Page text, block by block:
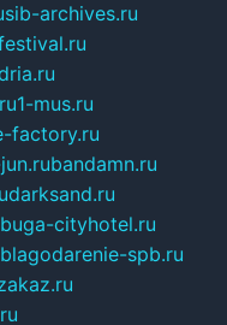
sib-archives.ru
1-mus.ru
factory.ru
bandamn.ru
darksand.ru
cityhotel.ru
blagodarenie-spb.ru